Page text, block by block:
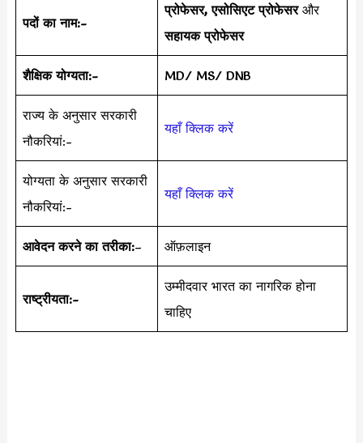
पदों का नाम:-
प्रोफेसर, एसोसिएट प्रोफेसरऔर
सहायक प्रोफेसर
शैक्षिक योग्यता:- MD/ MS/ DNB
राज्य के अनुसार सरकारी
नौकरियां:-
यहाँ क्लिक करें
योग्यता के अनुसार सरकारी
नौकरियां:-
यहाँ क्लिक करें
आवेदन करने का तरीका:– ऑफ़लाइन
राष्ट्रीयता:-
उम्मीदवार भारत का नागरिक होना
चाहिए